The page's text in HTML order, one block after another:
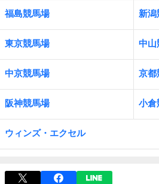
福島競馬場 新潟
東京競馬場 中山
中京競馬場 京都
阪神競馬場 小倉
ウィンズ・エクセル